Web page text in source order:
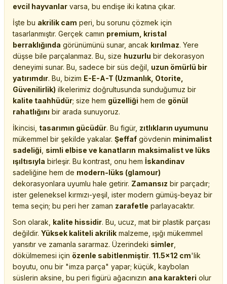
evcil hayvanlar varsa, bu endişe iki katına çıkar.
İşte bu akrilik cam peri, bu sorunu çözmek için
tasarlanmıştır. Gerçek camın premium, kristal
berraklığında görünümünü sunar, ancak kırılmaz. Yere
düşse bile parçalanmaz. Bu, size huzurlu bir dekorasyon
deneyimi sunar. Bu, sadece bir süs değil, uzun ömürlü bir
yatırımdır. Bu, bizim E-E-A-T (Uzmanlık, Otorite,
Güvenilirlik) ilkelerimiz doğrultusunda sunduğumuz bir
kalite taahhüdür; size hem güzelliği hem de gönül
rahatlığını bir arada sunuyoruz.
İkincisi, tasarımın gücüdür. Bu figür, zıtlıkların uyumunu
mükemmel bir şekilde yakalar. Şeffaf gövdenin minimalist
sadeliği simli elbise ve kanatların maksimalist ve lüks
ışıltısıyla birleşir. Bu kontrast, onu hem İskandinav
sadeliğine hem de modern-lüks (glamour)
dekorasyonlara uyumlu hale getirir. Zamansız bir parçadır;
ister geleneksel kırmızı-yeşil, ister modern gümüş-beyaz bir
tema seçin; bu peri her zaman zarafetle parlayacaktır.
Son olarak, kalite hissidir. Bu, ucuz, mat bir plastik parçası
değildir. Yüksek kaliteli akrilik malzeme, ışığı mükemmel
yansıtır ve zamanla sararmaz. Üzerindeki simler
dökülmemesi için özenle sabitlenmiştir. 11.5x12 cm'lik
boyutu, onu bir "imza parça" yapar; küçük, kaybolan
süslerin aksine, bu peri figürü ağacınızın ana karakteri olur